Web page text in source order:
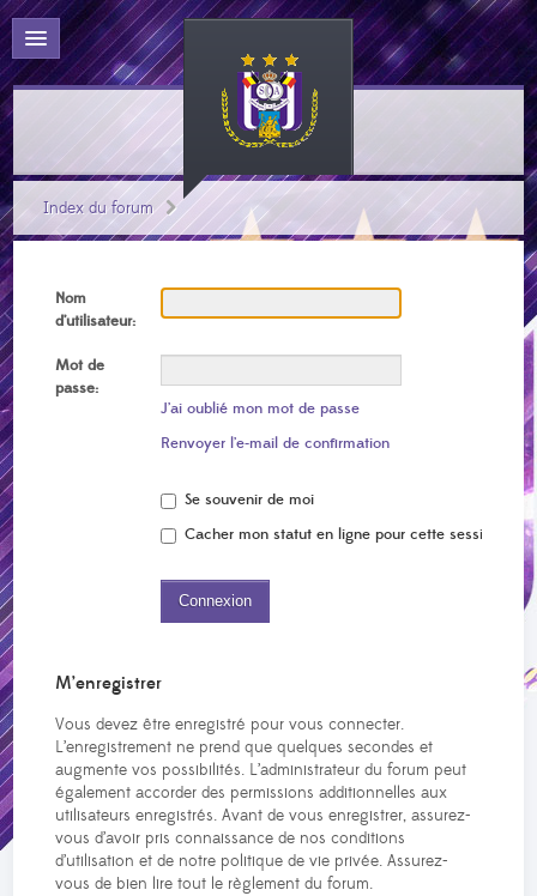
Index du forum
Nom
d’utilisateur:
Mot de
passe:
J’ai oublié mon mot de passe
Renvoyer l’e-mail de confirmation
Se souvenir de moi
Cacher mon statut en ligne pour cette session
M’enregistrer
Vous devez être enregistré pour vous connecter.
L’enregistrement ne prend que quelques secondes et
augmente vos possibilités. L’administrateur du forum peut
également accorder des permissions additionnelles aux
utilisateurs enregistrés. Avant de vous enregistrer, assurez-
vous d’avoir pris connaissance de nos conditions
d’utilisation et de notre politique de vie privée. Assurez-
vous de bien lire tout le règlement du forum.